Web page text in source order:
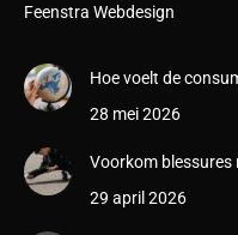
Feenstra Webdesign
Hoe voelt de
28 mei 2026
Voorkom
29 april 2026